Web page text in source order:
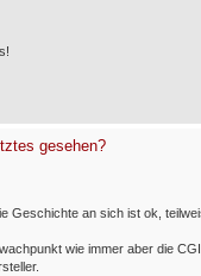
gesehen?
Geschichte an sich ist ok,
wie immer aber die